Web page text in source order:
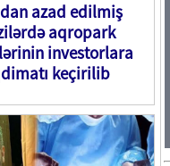
azad edilmiş
aqropark
investorlara
keçirilib